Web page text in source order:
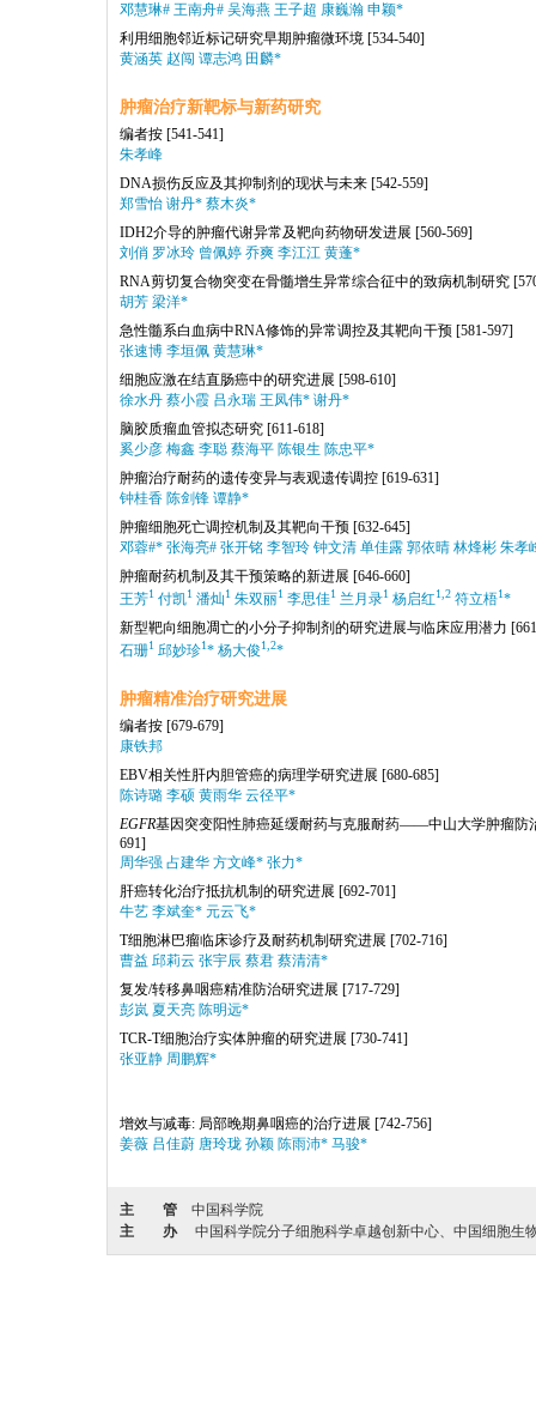
邓慧琳# 王南舟# 吴海燕 王子超 康巍瀚 申颖*
利用细胞邻近标记研究早期肿瘤微环境 [534-540]
黄涵英 赵闯 谭志鸿 田麟*
肿瘤治疗新靶标与新药研究
编者按 [541-541]
朱孝峰
DNA损伤反应及其抑制剂的现状与未来 [542-559]
郑雪怡 谢丹* 蔡木炎*
IDH2介导的肿瘤代谢异常及靶向药物研发进展 [560-569]
刘俏 罗冰玲 曾佩婷 乔爽 李江江 黄蓬*
RNA剪切复合物突变在骨髓增生异常综合征中的致病机制研究
胡芳 梁洋*
急性髓系白血病中RNA修饰的异常调控及其靶向干预 [581-597]
张速博 李垣佩 黄慧琳*
细胞应激在结直肠癌中的研究进展 [598-610]
徐水丹 蔡小霞 吕永瑞 王凤伟* 谢丹*
脑胶质瘤血管拟态研究 [611-618]
奚少彦 梅鑫 李聪 蔡海平 陈银生 陈忠平*
肿瘤治疗耐药的遗传变异与表观遗传调控 [619-631]
钟桂香 陈剑锋 谭静*
肿瘤细胞死亡调控机制及其靶向干预 [632-645]
邓蓉#* 张海亮# 张开铭 李智玲 钟文清 单佳露 郭依晴 林烽彬 朱孝
肿瘤耐药机制及其干预策略的新进展 [646-660]
王芳1 付凯1 潘灿1 朱双丽1 李思佳1 兰月录1 杨启红1,2 符立梧1*
新型靶向细胞凋亡的小分子抑制剂的研究进展与临床应用潜力
石珊1 邱妙珍1* 杨大俊1,2*
肿瘤精准治疗研究进展
编者按 [679-679]
康铁邦
EBV相关性肝内胆管癌的病理学研究进展 [680-685]
陈诗璐 李硕 黄雨华 云径平*
EGFR基因突变阳性肺癌延缓耐药与克服耐药——中山大学肿瘤防
691]
周华强 占建华 方文峰* 张力*
肝癌转化治疗抵抗机制的研究进展 [692-701]
牛艺 李斌奎* 元云飞*
T细胞淋巴瘤临床诊疗及耐药机制研究进展 [702-716]
曹益 邱莉云 张宇辰 蔡君 蔡清清*
复发/转移鼻咽癌精准防治研究进展 [717-729]
彭岚 夏天亮 陈明远*
TCR-T细胞治疗实体肿瘤的研究进展 [730-741]
张亚静 周鹏辉*
增效与减毒: 局部晚期鼻咽癌的治疗进展 [742-756]
姜薇 吕佳蔚 唐玲珑 孙颖 陈雨沛* 马骏*
主 管 中国科学院
主 办中国科学院分子细胞科学卓越创新中心、中国细胞生